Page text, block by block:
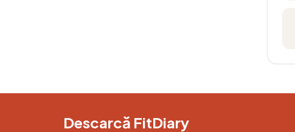
Descarcă FitDiary